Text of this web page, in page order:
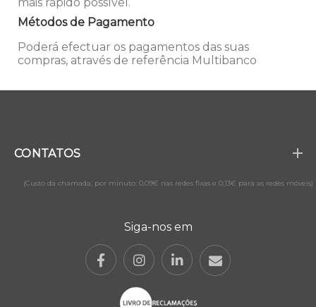
mais rápido possível.
Métodos de Pagamento
Poderá efectuar os pagamentos das suas
compras, através de referência Multibanco
CONTATOS
(Custo da chamada, por minuto: 0,09€ nas redes fixas e 0,13€ para as redes móveis)
Siga-nos em